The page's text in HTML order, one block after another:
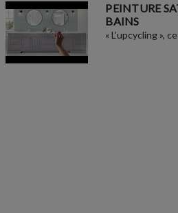
PEINTURE
BAINS
« L’upcycling »,